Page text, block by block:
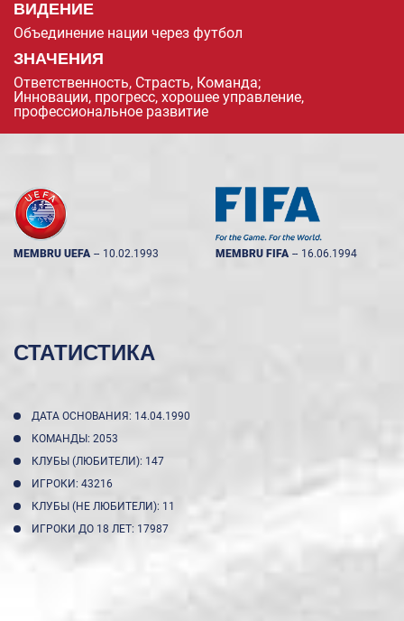
ВИДЕНИЕ
Объединение нации через футбол
ЗНАЧЕНИЯ
Ответственность, Страсть, Команда;
Инновации, прогресс, хорошее управление,
профессиональное развитие
MEMBRU UEFA -- 10.02.1993 MEMBRU FIFA -- 16.06.1994
СТАТИСТИКА
ДАТА ОСНОВАНИЯ: 14.04.1990
КОМАНДЫ: 2053
КЛУБЫ (ЛЮБИТЕЛИ): 147
ИГРОКИ: 43216
КЛУБЫ (НЕ ЛЮБИТЕЛИ): 11
ИГРОКИ ДО 18 ЛЕТ: 17987